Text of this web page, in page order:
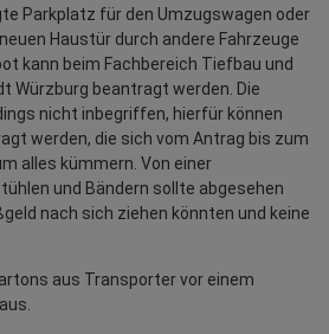
Parkplatz für den Umzugswagen oder
Haustür durch andere Fahrzeuge
kann beim Fachbereich Tiefbau und
Würzburg beantragt werden. Die
nicht inbegriffen, hierfür können
werden, die sich vom Antrag bis zum
alles kümmern. Von einer
und Bändern sollte abgesehen
nach sich ziehen könnten und keine